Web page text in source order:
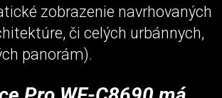
zobrazenie navrhovaných
či celých urbánnych,
panorám).